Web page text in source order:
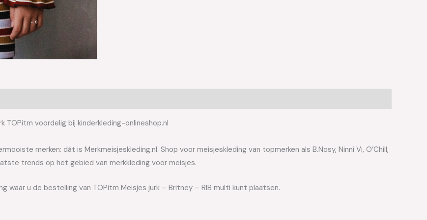
TOPitm voordelig bij kinderkleding-onlineshop.nl
merken: dát is Merkmeisjeskleding.nl. Shop voor meisjeskleding van topmerken als B.Nosy, Ninni Vi, O’Chill,
trends op het gebied van merkkleding voor meisjes.
waar u de bestelling van TOPitm Meisjes jurk – Britney – RIB multi kunt plaatsen.